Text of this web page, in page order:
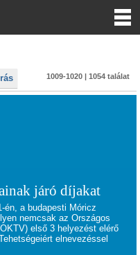
1009-1020 | 1054 találat
járó díjakat
én, a budapesti Móricz
nemcsak az Országos
első 3 helyezést elérő
elnevezéssel